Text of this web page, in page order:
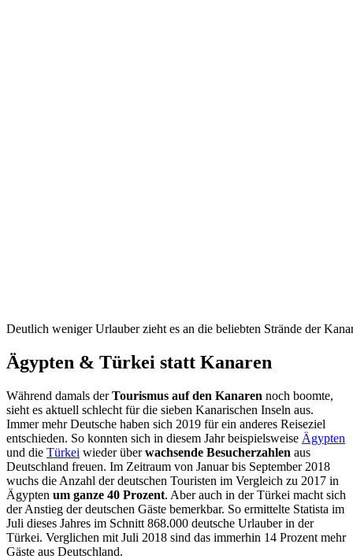
Deutlich weniger Urlauber zieht es an die beliebten Strände der
Ägypten & Türkei statt Kanaren
Während damals derTourismus auf den Kanaren noch boomte,
sieht es aktuell schlecht für die sieben Kanarischen Inseln aus.
Immer mehr Deutsche haben sich 2019 für ein anderes Reiseziel
entschieden. So konnten sich in diesem Jahr beispielsweise Ägypten
und die Türkei wieder überwachsende Besucherzahlen aus
Deutschland freuen. Im Zeitraum von Januar bis September 2018
wuchs die Anzahl der deutschen Touristen im Vergleich zu 2017 in
Ägypten um ganze 40 Prozent. Aber auch in der Türkei macht sich
der Anstieg der deutschen Gäste bemerkbar. So ermittelte Statista im
Juli dieses Jahres im Schnitt 868.000 deutsche Urlauber in der
Türkei. Verglichen mit Juli 2018 sind das immerhin 14 Prozent mehr
Gäste aus Deutschland.